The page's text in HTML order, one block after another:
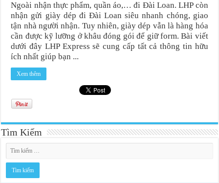
Ngoài nhận thực phẩm, quần áo,… đi Đài Loan. LHP còn
nhận gửi giày dép đi Đài Loan siêu nhanh chóng, giao
tận nhà người nhận. Tuy nhiên, giày dép vẫn là hàng hóa
cần được kỹ lưỡng ở khâu đóng gói để giữ form. Bài viết
dưới đây LHP Express sẽ cung cấp tất cả thông tin hữu
ích nhất giúp bạn ...
Xem thêm
Tìm Kiếm